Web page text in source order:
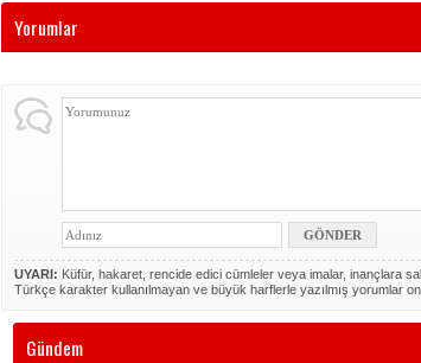
Yorumlar
UYARI: Küfür, hakaret, rencide edici cümleler veya imalar, inançlara
Türkçe karakter kullanılmayan ve büyük harflerle yazılmış yorumlar
Gündem